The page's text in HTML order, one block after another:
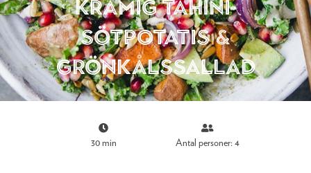
Krämig tahini-
sötpotatis &
grönkålssallad
30 min Antal personer: 4